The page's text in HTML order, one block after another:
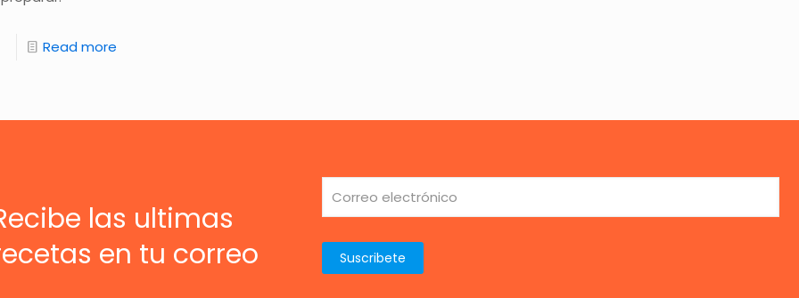
Read more
las ultimas
en tu correo